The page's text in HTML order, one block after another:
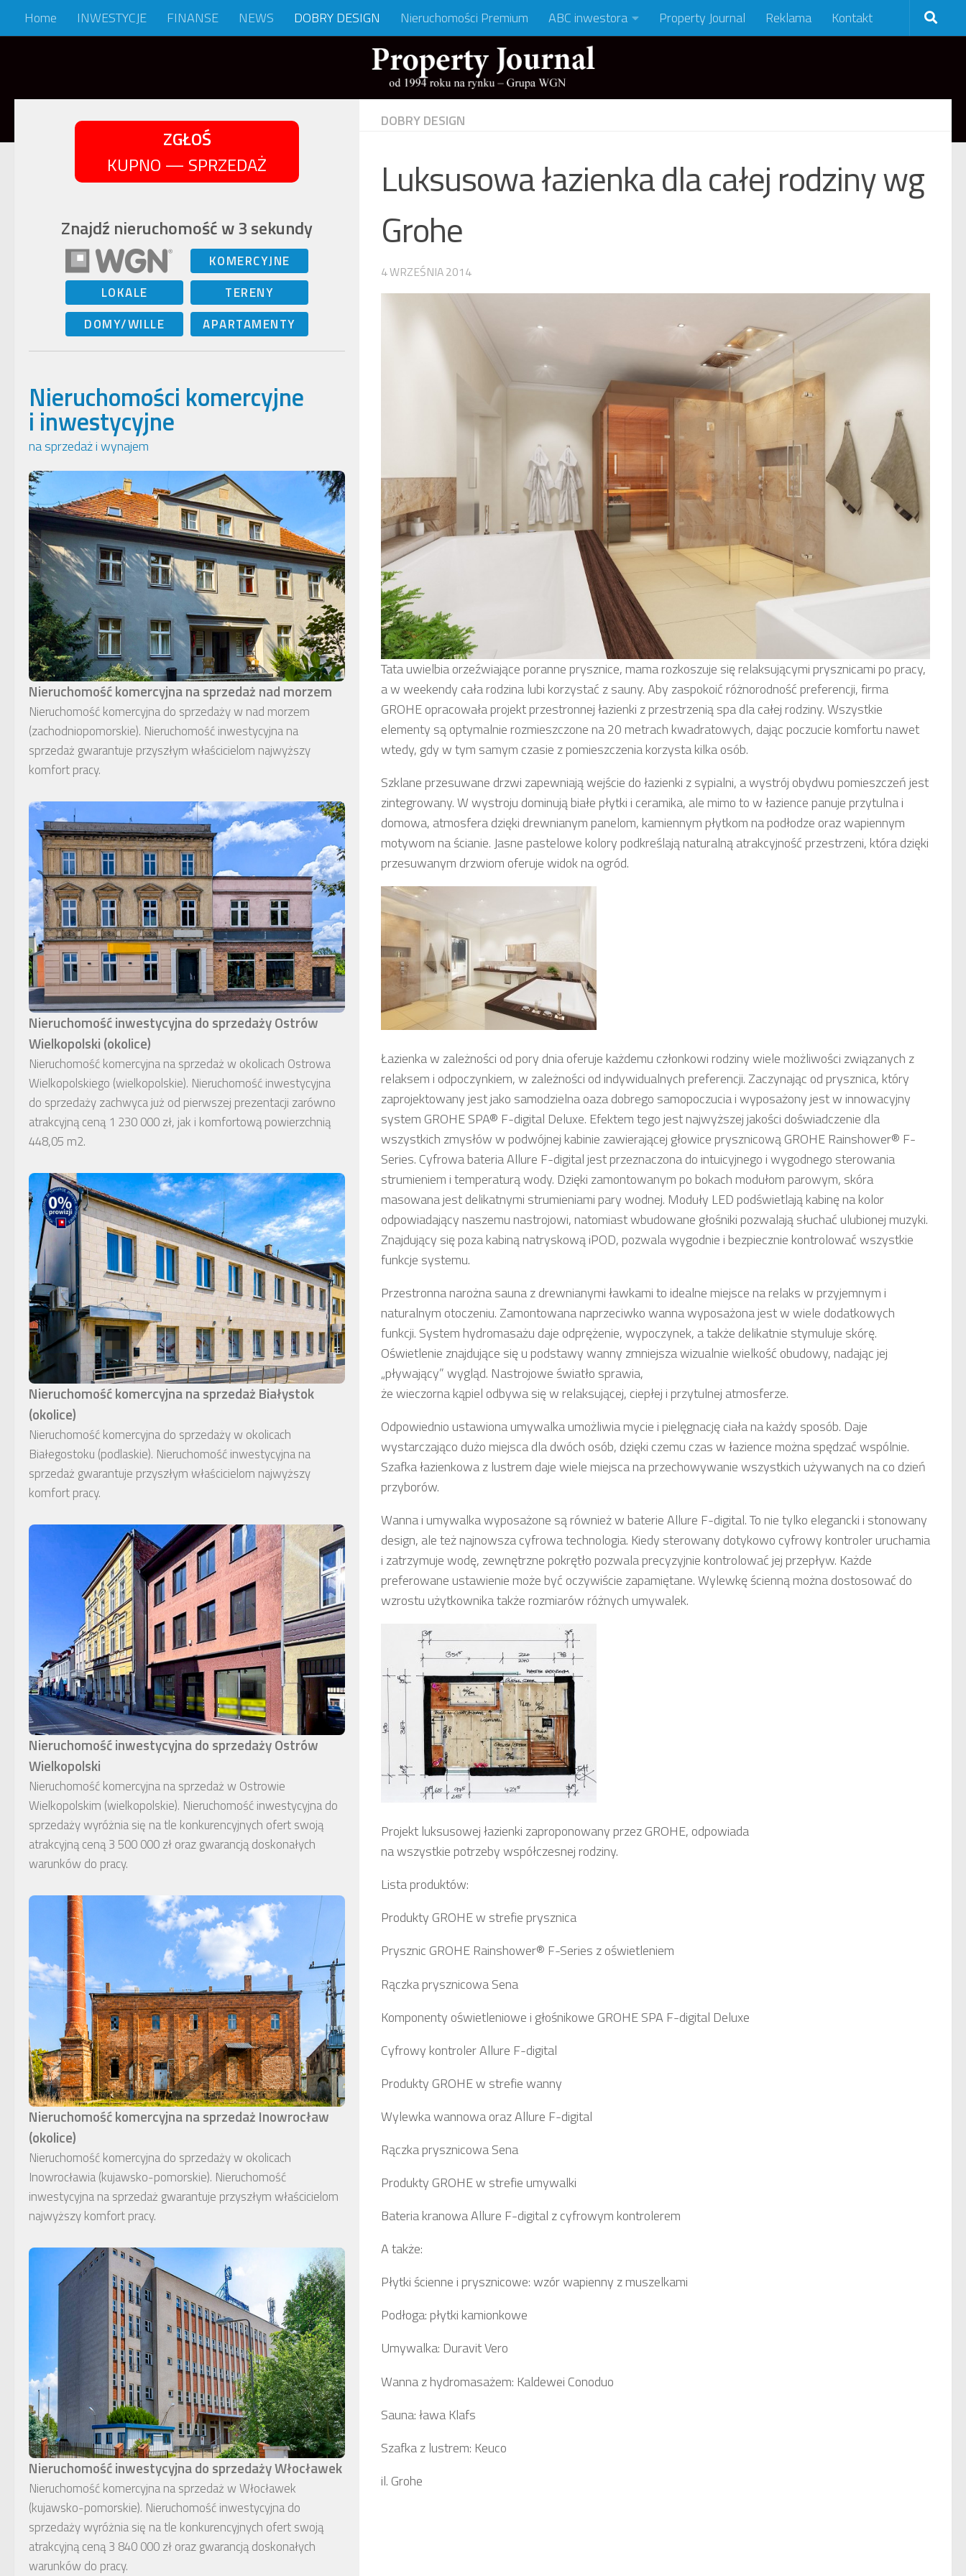
Skip to content
Home INWESTYCJE FINANSE NEWS DOBRY DESIGN Nieruchomości Premium ABC inwestora Property Journal Reklama Kontakt
DOBRY DESIGN
Luksusowa łazienka dla całej rodziny wg
Grohe
4 WRZEŚNIA 2014
Tata uwielbia orzeźwiające poranne prysznice, mama rozkoszuje się relaksującymi prysznicami po pracy,
a w weekendy cała rodzina lubi korzystać z sauny. Aby zaspokoić różnorodność preferencji, firma
GROHE opracowała projekt przestronnej łazienki z przestrzenią spa dla całej rodziny. Wszystkie
elementy są optymalnie rozmieszczone na 20 metrach kwadratowych, dając poczucie komfortu nawet
wtedy, gdy w tym samym czasie z pomieszczenia korzysta kilka osób.
Szklane przesuwane drzwi zapewniają wejście do łazienki z sypialni, a wystrój obydwu pomieszczeń jest
zintegrowany. W wystroju dominują białe płytki i ceramika, ale mimo to w łazience panuje przytulna i
domowa, atmosfera dzięki drewnianym panelom, kamiennym płytkom na podłodze oraz wapiennym
motywom na ścianie. Jasne pastelowe kolory podkreślają naturalną atrakcyjność przestrzeni, która dzięki
przesuwanym drzwiom oferuje widok na ogród.
Łazienka w zależności od pory dnia oferuje każdemu członkowi rodziny wiele możliwości związanych z
relaksem i odpoczynkiem, w zależności od indywidualnych preferencji. Zaczynając od prysznica, który
zaprojektowany jest jako samodzielna oaza dobrego samopoczucia i wyposażony jest w innowacyjny
system GROHE SPA® F-digital Deluxe. Efektem tego jest najwyższej jakości doświadczenie dla
wszystkich zmysłów w podwójnej kabinie zawierającej głowice prysznicową GROHE Rainshower® F-
Series. Cyfrowa bateria Allure F-digital jest przeznaczona do intuicyjnego i wygodnego sterowania
strumieniem i temperaturą wody. Dzięki zamontowanym po bokach modułom parowym, skóra
masowana jest delikatnymi strumieniami pary wodnej. Moduły LED podświetlają kabinę na kolor
odpowiadający naszemu nastrojowi, natomiast wbudowane głośniki pozwalają słuchać ulubionej muzyki.
Znajdujący się poza kabiną natryskową iPOD, pozwala wygodnie i bezpiecznie kontrolować wszystkie
funkcje systemu.
Przestronna narożna sauna z drewnianymi ławkami to idealne miejsce na relaks w przyjemnym i
naturalnym otoczeniu. Zamontowana naprzeciwko wanna wyposażona jest w wiele dodatkowych
funkcji. System hydromasażu daje odprężenie, wypoczynek, a także delikatnie stymuluje skórę.
Oświetlenie znajdujące się u podstawy wanny zmniejsza wizualnie wielkość obudowy, nadając jej
„pływający” wygląd. Nastrojowe światło sprawia,
że wieczorna kąpiel odbywa się w relaksującej, ciepłej i przytulnej atmosferze.
Odpowiednio ustawiona umywalka umożliwia mycie i pielęgnację ciała na każdy sposób. Daje
wystarczająco dużo miejsca dla dwóch osób, dzięki czemu czas w łazience można spędzać wspólnie.
Szafka łazienkowa z lustrem daje wiele miejsca na przechowywanie wszystkich używanych na co dzień
przyborów.
Wanna i umywalka wyposażone są również w baterie Allure F-digital. To nie tylko elegancki i stonowany
design, ale też najnowsza cyfrowa technologia. Kiedy sterowany dotykowo cyfrowy kontroler uruchamia
i zatrzymuje wodę, zewnętrzne pokrętło pozwala precyzyjnie kontrolować jej przepływ. Każde
preferowane ustawienie może być oczywiście zapamiętane. Wylewkę ścienną można dostosować do
wzrostu użytkownika także rozmiarów różnych umywalek.
Projekt luksusowej łazienki zaproponowany przez GROHE, odpowiada
na wszystkie potrzeby współczesnej rodziny.
Lista produktów:
Produkty GROHE w strefie prysznica
Prysznic GROHE Rainshower® F-Series z oświetleniem
Rączka prysznicowa Sena
Komponenty oświetleniowe i głośnikowe GROHE SPA F-digital Deluxe
Cyfrowy kontroler Allure F-digital
Produkty GROHE w strefie wanny
Wylewka wannowa oraz Allure F-digital
Rączka prysznicowa Sena
Produkty GROHE w strefie umywalki
Bateria kranowa Allure F-digital z cyfrowym kontrolerem
A także:
Płytki ścienne i prysznicowe: wzór wapienny z muszelkami
Podłoga: płytki kamionkowe
Umywalka: Duravit Vero
Wanna z hydromasażem: Kaldewei Conoduo
Sauna: ława Klafs
Szafka z lustrem: Keuco
il. Grohe
ZGŁOŚ
KUPNO — SPRZEDAŻ
Znajdź nieruchomość w 3 sekundy
KOMERCYJNE
LOKALE
TERENY
DOMY/WILLE
APARTAMENTY
Nieruchomości komercyjne
i inwestycyjne
na sprzedaż i wynajem
Nieruchomość komercyjna na sprzedaż nad morzem
Nieruchomość komercyjna do sprzedaży w nad morzem
(zachodniopomorskie). Nieruchomość inwestycyjna na
sprzedaż gwarantuje przyszłym właścicielom najwyższy
komfort pracy.
Nieruchomość inwestycyjna do sprzedaży Ostrów
Wielkopolski (okolice)
Nieruchomość komercyjna na sprzedaż w okolicach Ostrowa
Wielkopolskiego (wielkopolskie). Nieruchomość inwestycyjna
do sprzedaży zachwyca już od pierwszej prezentacji zarówno
atrakcyjną ceną 1 230 000 zł, jak i komfortową powierzchnią
448,05 m2.
Nieruchomość komercyjna na sprzedaż Białystok
(okolice)
Nieruchomość komercyjna do sprzedaży w okolicach
Białegostoku (podlaskie). Nieruchomość inwestycyjna na
sprzedaż gwarantuje przyszłym właścicielom najwyższy
komfort pracy.
Nieruchomość inwestycyjna do sprzedaży Ostrów
Wielkopolski
Nieruchomość komercyjna na sprzedaż w Ostrowie
Wielkopolskim (wielkopolskie). Nieruchomość inwestycyjna do
sprzedaży wyróżnia się na tle konkurencyjnych ofert swoją
atrakcyjną ceną 3 500 000 zł oraz gwarancją doskonałych
warunków do pracy.
Nieruchomość komercyjna na sprzedaż Inowrocław
(okolice)
Nieruchomość komercyjna do sprzedaży w okolicach
Inowrocławia (kujawsko-pomorskie). Nieruchomość
inwestycyjna na sprzedaż gwarantuje przyszłym właścicielom
najwyższy komfort pracy.
Nieruchomość inwestycyjna do sprzedaży Włocławek
Nieruchomość komercyjna na sprzedaż w Włocławek
(kujawsko-pomorskie). Nieruchomość inwestycyjna do
sprzedaży wyróżnia się na tle konkurencyjnych ofert swoją
atrakcyjną ceną 3 840 000 zł oraz gwarancją doskonałych
warunków do pracy.